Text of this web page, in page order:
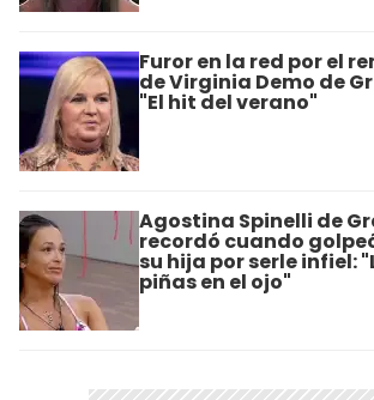
Furor en la red por el
de Virginia Demo de
"El hit del verano"
Agostina Spinelli de
recordó cuando
su hija por serle infiel:
piñas en el ojo"